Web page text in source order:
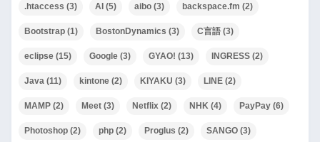
.htaccess (3) AI (5) aibo (3) backspace.fm (2)
Bootstrap (1) BostonDynamics (3) C言語 (3)
eclipse (15) Google (3) GYAO! (13) INGRESS (2)
Java (11) kintone (2) KIYAKU (3) LINE (2)
MAMP (2) Meet (3) Netflix (2) NHK (4) PayPay (6)
Photoshop (2) php (2) Proglus (2) SANGO (3)